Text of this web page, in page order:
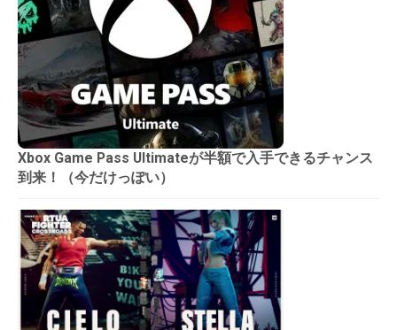
Xbox Game Pass Ultimateが半額で入手できるチャンス
到来！（今だけっぽい）